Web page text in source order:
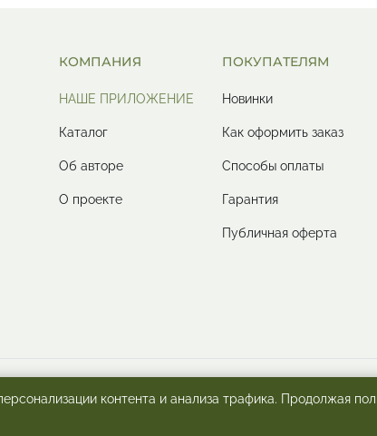
КОМПАНИЯ
НАШЕ ПРИЛОЖЕНИЕ
Каталог
Об авторе
О проекте
ПОКУПАТЕЛЯМ
Новинки
Как оформить заказ
Способы оплаты
Гарантия
Публичная оферта
контента и анализа трафика. Продолжая